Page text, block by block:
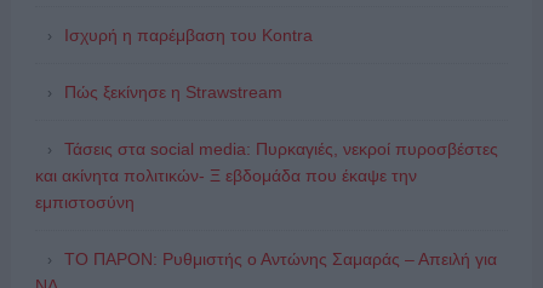
Ισχυρή η παρέμβαση του Kontra
Πώς ξεκίνησε η Strawstream
Τάσεις στα social media: Πυρκαγιές, νεκροί πυροσβέστες
και ακίνητα πολιτικών- Ξ εβδομάδα που έκαψε την
εμπιστοσύνη
ΤΟ ΠΑΡΟΝ: Ρυθμιστής ο Αντώνης Σαμαράς – Απειλή για